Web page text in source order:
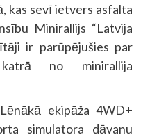
kas sevī ietvers asfalta
Minirallijs “Latvija
ir parūpējušies par
no minirallija
ekipāža 4WD+
simulatora dāvanu